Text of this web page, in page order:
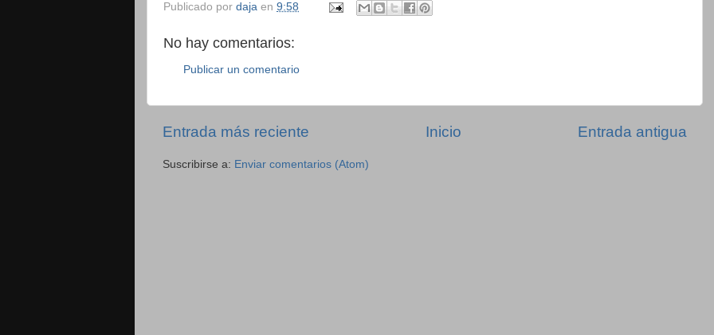
Publicado por daja en 9:58
No hay comentarios:
Publicar un comentario
Entrada más reciente Entrada antigua
Inicio
Suscribirse a: Enviar comentarios (Atom)